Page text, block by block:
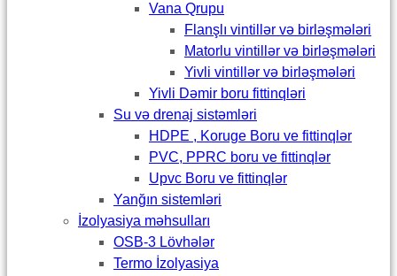
Vana Qrupu
Flanşlı vintillər və birləşmələri
Matorlu vintillər və birləşmələri
Yivli vintillər və birləşmələri
Yivli Dəmir boru fittinqləri
Su və drenaj sistəmləri
HDPE , Koruge Boru ve fittinqlər
PVC, PPRC boru ve fittinqlər
Upvc Boru ve fittinqlər
Yanğın sistemləri
İzolyasiya məhsulları
OSB-3 Lövhələr
Termo İzolyasiya